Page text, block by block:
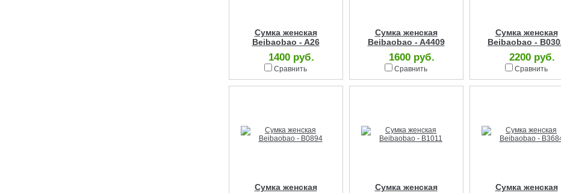
Сумка женская
Beibaobao - A26
1400 руб.
Сравнить
Сумка женская
Beibaobao - A4409
1600 руб.
Сравнить
Сумка женская
Beibaobao -
2200 руб.
Сравнить
Сумка женская
Сумка женская
Сумка женская